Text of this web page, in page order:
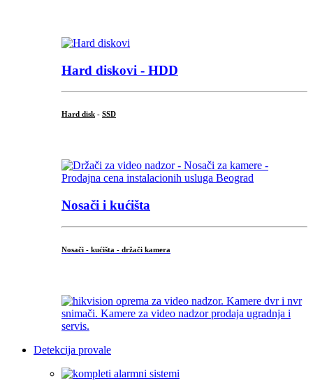
Hard diskovi - HDD
Hard disk - SSD
Nosači i kućišta
Nosači - kućišta - držači kamera
Detekcija provale